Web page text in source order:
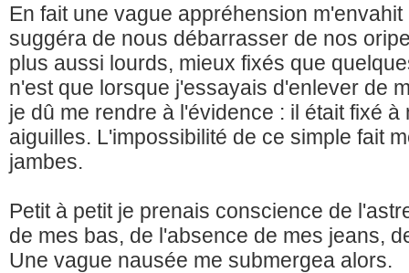
En fait une vague appréhension
suggéra de nous débarrasser de nos
plus aussi lourds, mieux fixés que
n'est que lorsque j'essayais d'enlever de
je dû me rendre à l'évidence : il était fixé
aiguilles. L'impossibilité de ce simple fait
jambes.
Petit à petit je prenais conscience de
de mes bas, de l'absence de mes jeans,
Une vague nausée me submergea alors.